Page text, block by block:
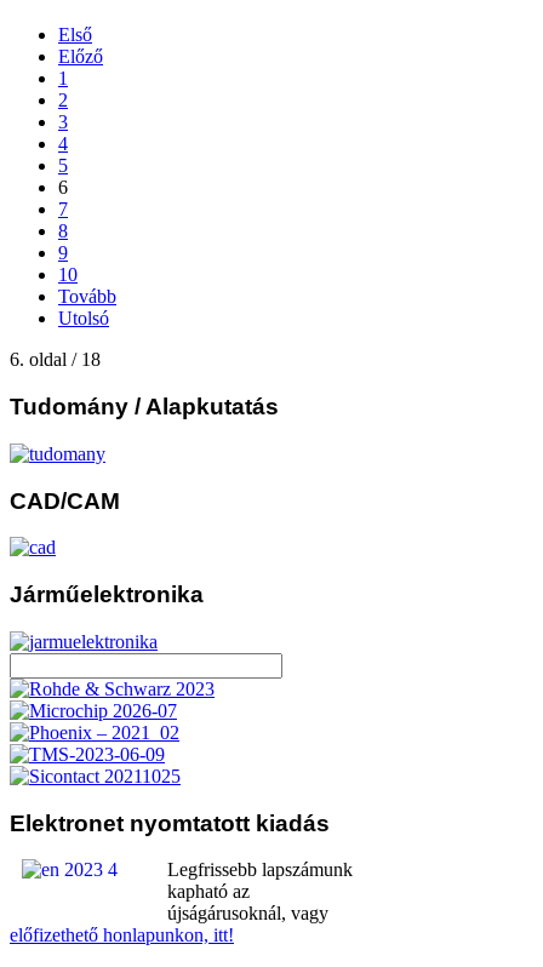
Első
Előző
1
2
3
4
5
6
7
8
9
10
Tovább
Utolsó
6. oldal / 18
Tudomány / Alapkutatás
CAD/CAM
Járműelektronika
Elektronet nyomtatott kiadás
Legfrissebb lapszámunk
kapható az
újságárusoknál, vagy
előfizethető honlapunkon, itt!